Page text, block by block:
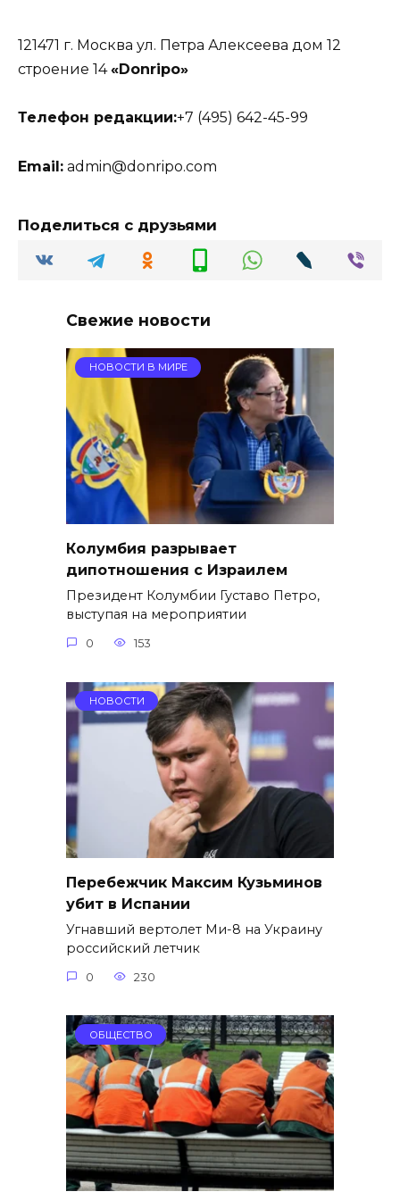
121471 г. Москва ул. Петра Алексеева дом 12
строение 14«Donripo»
Телефон редакции:+7 (495) 642-45-99
Email: admin@donripo.com
Поделиться с друзьями
Свежие новости
НОВОСТИ В МИРЕ
Колумбия разрывает
дипотношения с Израилем
Президент Колумбии Густаво Петро,
выступая на мероприятии
0 153
НОВОСТИ
Перебежчик Максим Кузьминов
убит в Испании
Угнавший вертолет Ми-8 на Украину
российский летчик
0 230
ОБЩЕСТВО